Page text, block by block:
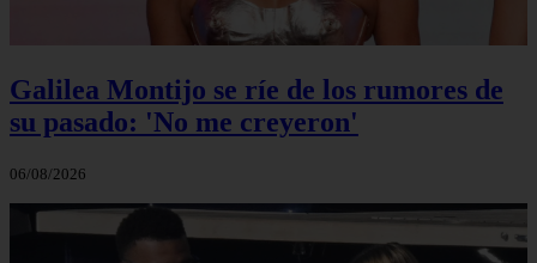
Galilea Montijo se ríe de los rumores de
su pasado: 'No me creyeron'
06/08/2026